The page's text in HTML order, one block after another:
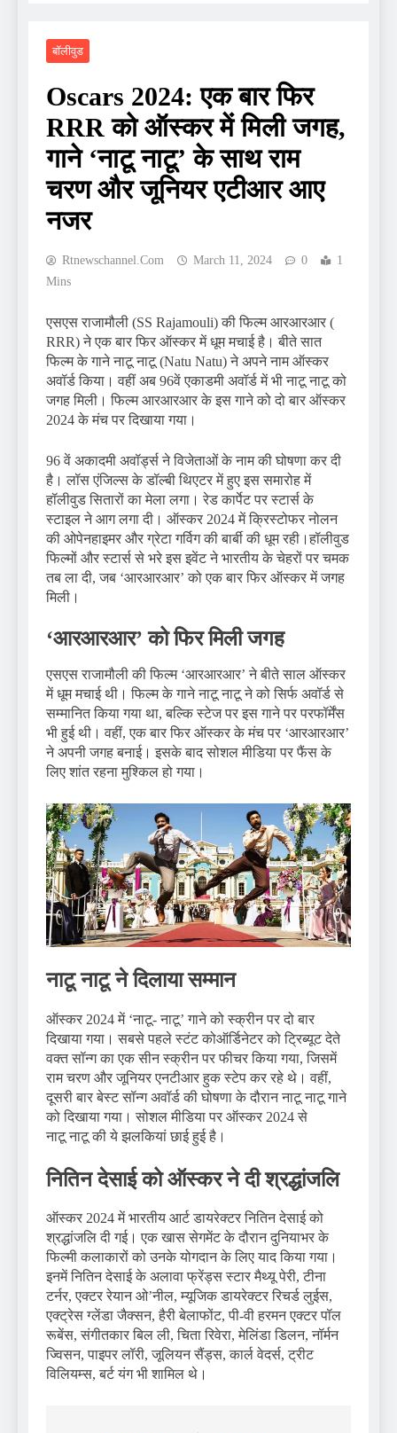
बॉलीवुड
Oscars 2024: एक बार फिर
RRR को ऑस्कर में मिली जगह,
गाने ‘नाटू नाटू’ के साथ राम
चरण और जूनियर एटीआर आए
नजर
Rtnewschannel.com March 11, 2024 0
1
Mins
एसएस राजामौली (SS Rajamouli) की फिल्म आरआरआर (
RRR) ने एक बार फिर ऑस्कर में धूम मचाई है। बीते सात
फिल्म के गाने नाटू नाटू (Natu Natu) ने अपने नाम ऑस्कर
अवॉर्ड किया। वहीं अब 96वें एकाडमी अवॉर्ड में भी नाटू नाटू को
जगह मिली। फिल्म आरआरआर के इस गाने को दो बार ऑस्कर
2024 के मंच पर दिखाया गया।
96 वें अकादमी अवॉर्ड्स ने विजेताओं के नाम की घोषणा कर दी
है। लॉस एंजिल्स के डॉल्बी थिएटर में हुए इस समारोह में
हॉलीवुड सितारों का मेला लगा। रेड कार्पेट पर स्टार्स के
स्टाइल ने आग लगा दी। ऑस्कर 2024 में क्रिस्टोफर नोलन
की ओपेनहाइमर और ग्रेटा गर्विग की बार्बी की धूम रही।हॉलीवुड
फिल्मों और स्टार्स से भरे इस इवेंट ने भारतीय के चेहरों पर चमक
तब ला दी, जब ‘आरआरआर’ को एक बार फिर ऑस्कर में जगह
मिली।
‘आरआरआर’ को फिर मिली जगह
एसएस राजामौली की फिल्म ‘आरआरआर’ ने बीते साल ऑस्कर
में धूम मचाई थी। फिल्म के गाने नाटू नाटू ने को सिर्फ अवॉर्ड से
सम्मानित किया गया था, बल्कि स्टेज पर इस गाने पर परफॉर्मेंस
भी हुई थी। वहीं, एक बार फिर ऑस्कर के मंच पर ‘आरआरआर’
ने अपनी जगह बनाई। इसके बाद सोशल मीडिया पर फैंस के
लिए शांत रहना मुश्किल हो गया।
नाटू नाटू ने दिलाया सम्मान
ऑस्कर 2024 में ‘नाटू- नाटू’ गाने को स्क्रीन पर दो बार
दिखाया गया। सबसे पहले स्टंट कोऑर्डिनेटर को ट्रिब्यूट देते
वक्त सॉन्ग का एक सीन स्क्रीन पर फीचर किया गया, जिसमें
राम चरण और जूनियर एनटीआर हुक स्टेप कर रहे थे। वहीं,
दूसरी बार बेस्ट सॉन्ग अवॉर्ड की घोषणा के दौरान नाटू नाटू गाने
को दिखाया गया। सोशल मीडिया पर ऑस्कर 2024 से
नाटू नाटू की ये झलकियां छाई हुई है।
नितिन देसाई को ऑस्कर ने दी श्रद्धांजलि
ऑस्कर 2024 में भारतीय आर्ट डायरेक्टर नितिन देसाई को
श्रद्धांजलि दी गई। एक खास सेगमेंट के दौरान दुनियाभर के
फिल्मी कलाकारों को उनके योगदान के लिए याद किया गया।
इनमें नितिन देसाई के अलावा फ्रेंड्स स्टार मैथ्यू पेरी, टीना
टर्नर, एक्टर रेयान ओ’नील, म्यूजिक डायरेक्टर रिचर्ड लुईस,
एक्ट्रेस ग्लेंडा जैक्सन, हैरी बेलाफोंट, पी-वी हरमन एक्टर पॉल
रूबेंस, संगीतकार बिल ली, चिता रिवेरा, मेलिंडा डिलन, नॉर्मन
ज्विसन, पाइपर लॉरी, जूलियन सैंड्स, कार्ल वेदर्स, ट्रीट
विलियम्स, बर्ट यंग भी शामिल थे।